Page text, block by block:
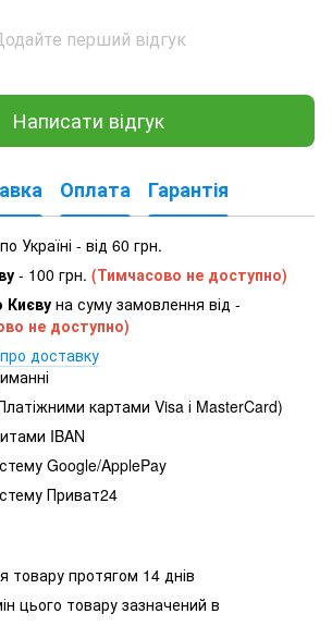
перший відгук
Написати відгук
Оплата Гарантія
по Україні - від 60 грн.
- 100 грн. (Тимчасово не доступно)
Києву на суму замовлення від -
не доступно)
доставку
картами Visa і MasterCard)
IBAN
Google/ApplePay
Приват24
товару протягом 14 днів
цього товару зазначений в